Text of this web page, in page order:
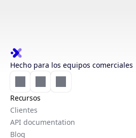
Hecho para los equipos comerciales
Recursos
Clientes
API documentation
Blog